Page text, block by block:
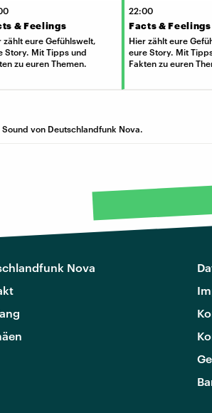
& Feelings
zählt eure Gefühlswelt,
Story. Mit Tipps und
zu euren Themen.
22:00
Facts & Feelings
Hier zählt eure
eure Story. Mit
Fakten zu euren
von Deutschlandfunk Nova.
Nova